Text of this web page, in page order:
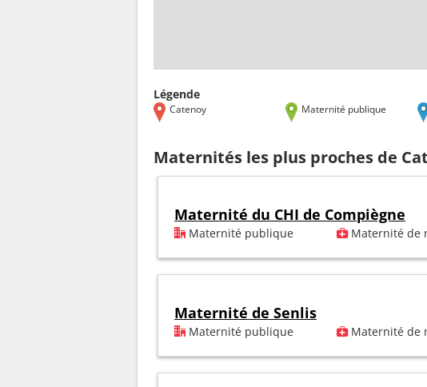
Légende
Catenoy Maternité publique
Maternités les plus proches de
Maternité du CHI de Compiègne
Maternité publique Maternité de
Maternité de Senlis
Maternité publique Maternité de